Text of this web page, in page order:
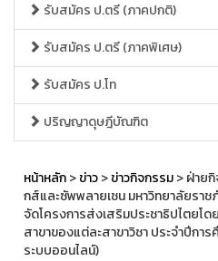
รับสมัคร ป.ตรี (ภาคปกติ)
รับสมัคร ป.ตรี (ภาคพิเศษ)
รับสมัคร ป.โท
ปริญญาดุษฎีบัณฑิต
หน้าหลัก>ข่าว>ข่าวกิจกรรม> ฝ่าย
กส์และซัพพลายเชน มหาวิทยาลัยรา
จัดโครงการส่งเสริมประชาธิปไตยโ
สาขาของแต่ละสาขาวิชา ประจำปีกา
ระบบออนไลน์)